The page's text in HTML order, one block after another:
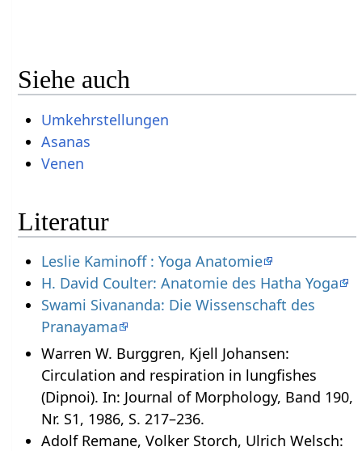
Siehe auch
Umkehrstellungen
Asanas
Venen
Literatur
Leslie Kaminoff : Yoga Anatomie
H. David Coulter: Anatomie des Hatha Yoga
Swami Sivananda: Die Wissenschaft des
Pranayama
Warren W. Burggren, Kjell Johansen:
Circulation and respiration in lungfishes
(Dipnoi). In: Journal of Morphology, Band 190,
Nr. S1, 1986, S. 217–236.
Adolf Remane, Volker Storch, Ulrich Welsch: